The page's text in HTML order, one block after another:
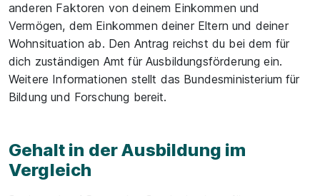
anderen Faktoren von deinem Einkommen und
Vermögen, dem Einkommen deiner Eltern und deiner
Wohnsituation ab. Den Antrag reichst du bei dem für
dich zuständigen Amt für Ausbildungsförderung ein.
Weitere Informationen stellt das Bundesministerium für
Bildung und Forschung bereit.
Gehalt in der Ausbildung im
Vergleich